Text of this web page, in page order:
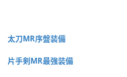
太刀MR序盤装備
片手剣MR最強装備